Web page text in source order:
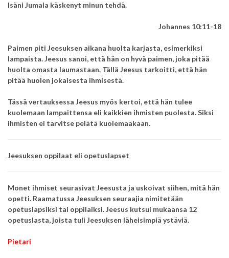
Isäni Jumala käskenyt minun tehdä.
Johannes 10:11-18
Paimen piti Jeesuksen aikana huolta karjasta, esimerkiksi
lampaista.Jeesus sanoi, että hän on hyvä paimen, joka pitää
huolta omasta laumastaan. Tällä Jeesus tarkoitti, että hän
pitää huolen jokaisesta ihmisestä.
Tässä vertauksessa Jeesus myös kertoi, että hän tulee
kuolemaan lampaittensa eli kaikkien ihmisten puolesta.Siksi
ihmisten ei tarvitse pelätä kuolemaakaan.
Jeesuksen oppilaat eli opetuslapset
Monet ihmiset seurasivat Jeesusta ja uskoivat siihen, mitä hän
opetti. Raamatussa Jeesuksen seuraajia nimitetään
opetuslapsiksi tai oppilaiksi.Jeesus kutsui mukaansa 12
opetuslasta, joista tuli Jeesuksen läheisimpiä ystäviä.
Pietari